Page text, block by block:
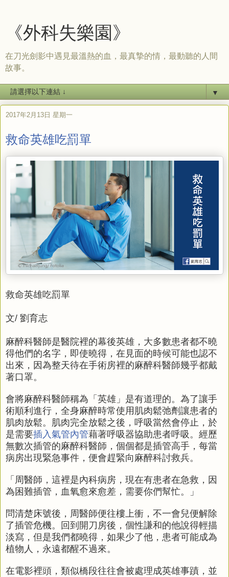
《外科失樂園》
在刀光劍影中遇見最溫熱的血，最真摯的情，最動聽的人間
故事。
▼
2017年2月13日 星期一
救命英雄吃罰單
救命英雄吃罰單
文/ 劉育志
麻醉科醫師是醫院裡的幕後英雄，大多數患者都不曉
得他們的名字，即使曉得，在見面的時候可能也認不
出來，因為整天待在手術房裡的麻醉科醫師幾乎都戴
著口罩。
會將麻醉科醫師稱為「英雄」是有道理的。為了讓手
術順利進行，全身麻醉時常使用肌肉鬆弛劑讓患者的
肌肉放鬆。肌肉完全放鬆之後，呼吸當然會停止，於
是需要插入氣管內管藉著呼吸器協助患者呼吸。經歷
無數次插管的麻醉科醫師，個個都是插管高手，每當
病房出現緊急事件，便會趕緊向麻醉科討救兵。
「周醫師，這裡是內科病房，現在有患者在急救，因
為困難插管，血氧愈來愈差，需要你們幫忙。」
問清楚床號後，周醫師便往樓上衝，不一會兒便解除
了插管危機。回到開刀房後，個性謙和的他說得輕描
淡寫，但是我們都曉得，如果少了他，患者可能成為
植物人，永遠都醒不過來。
在電影裡頭，類似橋段往往會被處理成英雄事蹟，並